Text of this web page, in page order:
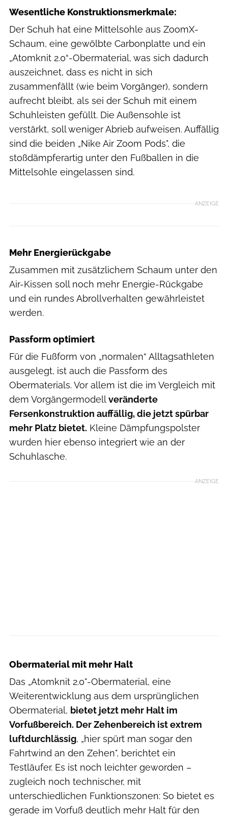
Wesentliche Konstruktionsmerkmale:
Der Schuh hat eine Mittelsohle aus ZoomX-
Schaum, eine gewölbte Carbonplatte und ein
„Atomknit 2.0“-Obermaterial, was sich dadurch
auszeichnet, dass es nicht in sich
zusammenfällt (wie beim Vorgänger), sondern
aufrecht bleibt, als sei der Schuh mit einem
Schuhleisten gefüllt. Die Außensohle ist
verstärkt, soll weniger Abrieb aufweisen. Auffällig
sind die beiden „Nike Air Zoom Pods", die
stoßdämpferartig unter den Fußballen in die
Mittelsohle eingelassen sind.
ANZEIGE
Mehr Energierückgabe
Zusammen mit zusätzlichem Schaum unter den
Air-Kissen soll noch mehr Energie-Rückgabe
und ein rundes Abrollverhalten gewährleistet
werden.
Passform optimiert
Für die Fußform von „normalen“ Alltagsathleten
ausgelegt, ist auch die Passform des
Obermaterials. Vor allem ist die im Vergleich mit
dem Vorgängermodellveränderte
Fersenkonstruktion auffällig, die jetzt spürbar
mehr Platz bietet. Kleine Dämpfungspolster
wurden hier ebenso integriert wie an der
Schuhlasche.
ANZEIGE
Obermaterial mit mehr Halt
Das „Atomknit 2.0"-Obermaterial, eine
Weiterentwicklung aus dem ursprünglichen
Obermaterial, bietet jetzt mehr Halt im
Vorfußbereich. Der Zehenbereich ist extrem
luftdurchlässig, „hier spürt man sogar den
Fahrtwind an den Zehen", berichtet ein
Testläufer. Es ist noch leichter geworden –
zugleich noch technischer, mit
unterschiedlichen Funktionszonen: So bietet es
gerade im Vorfuß deutlich mehr Halt für den